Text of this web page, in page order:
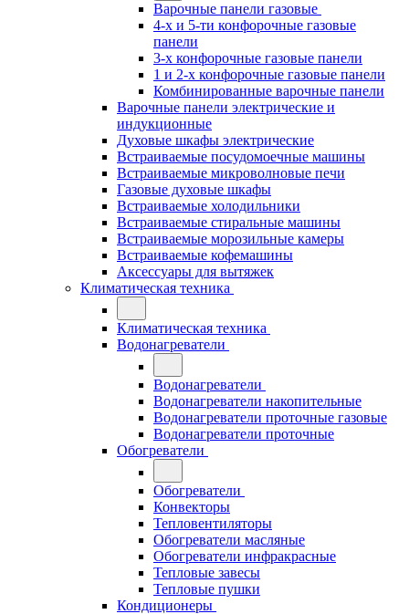
Варочные панели газовые
4-х и 5-ти конфорочные газовые
панели
3-х конфорочные газовые панели
1 и 2-х конфорочные газовые панели
Комбинированные варочные панели
Варочные панели электрические и
индукционные
Духовые шкафы электрические
Встраиваемые посудомоечные машины
Встраиваемые микроволновые печи
Газовые духовые шкафы
Встраиваемые холодильники
Встраиваемые стиральные машины
Встраиваемые морозильные камеры
Встраиваемые кофемашины
Аксессуары для вытяжек
Климатическая техника
Климатическая техника
Водонагреватели
Водонагреватели
Водонагреватели накопительные
Водонагреватели проточные газовые
Водонагреватели проточные
Обогреватели
Обогреватели
Конвекторы
Тепловентиляторы
Обогреватели масляные
Обогреватели инфракрасные
Тепловые завесы
Тепловые пушки
Кондиционеры